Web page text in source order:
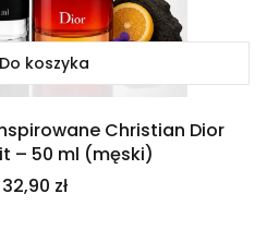
Do koszyka
Christian Dior
– 50 ml (męski)
Cena
32,90 zł